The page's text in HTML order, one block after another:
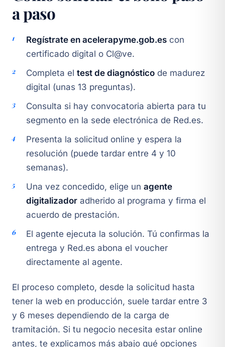
a paso
Regístrate en acelerapyme.gob.es con
certificado digital o Cl@ve.
Completa el test de diagnóstico de madurez
digital (unas 13 preguntas).
Consulta si hay convocatoria abierta para tu
segmento en la sede electrónica de Red.es.
Presenta la solicitud online y espera la
resolución (puede tardar entre 4 y 10
semanas).
Una vez concedido, elige un agente
digitalizador adherido al programa y firma el
acuerdo de prestación.
El agente ejecuta la solución. Tú confirmas la
entrega y Red.es abona el voucher
directamente al agente.
El proceso completo, desde la solicitud hasta
tener la web en producción, suele tardar entre 3
y 6 meses dependiendo de la carga de
tramitación. Si tu negocio necesita estar online
antes, te explicamos más abajo qué opciones